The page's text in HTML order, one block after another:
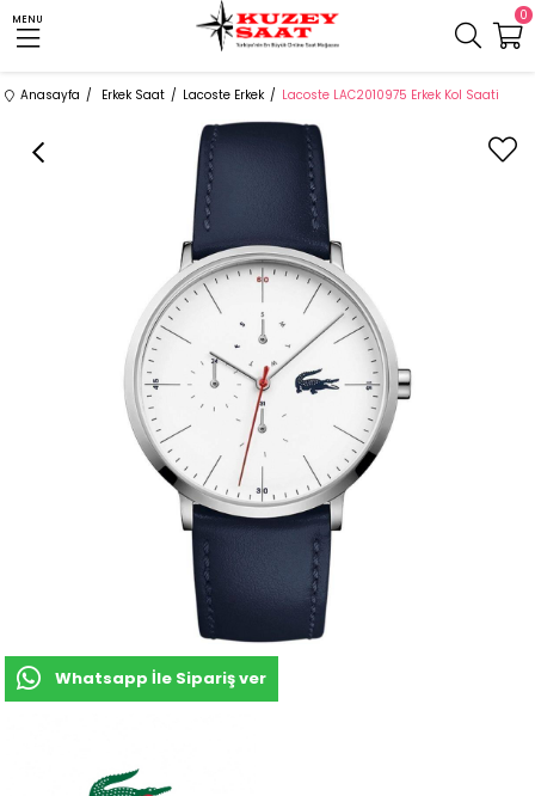
MENU 0
Anasayfa Erkek Saat Lacoste Erkek Lacoste LAC2010975 Erkek Kol Saati
Whatsapp İle Sipariş ver